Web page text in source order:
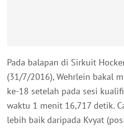
Pada balapan di Sirkuit
(31/7/2016), Wehrlein bakal
ke-18 setelah pada sesi
waktu 1 menit 16,717 detik.
lebih baik daripada Kvyat